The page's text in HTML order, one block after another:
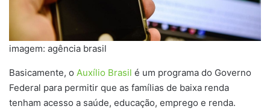
imagem: agência brasil
Basicamente, o Auxílio Brasil é um programa do Governo
Federal para permitir que as famílias de baixa renda
tenham acesso a saúde, educação, emprego e renda.